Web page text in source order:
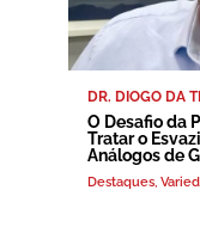
DR. DIOGO DA
O Desafio da
Tratar o
Análogos de
Destaques,